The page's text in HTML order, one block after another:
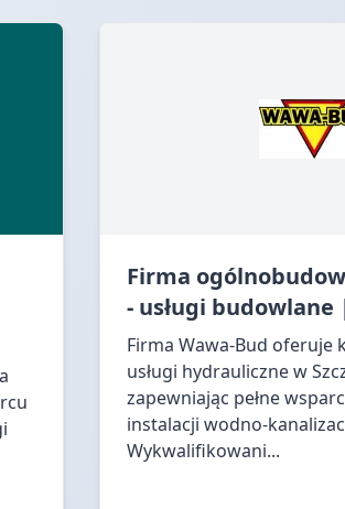
Firma
- usługi budowlane
Firma Wawa-Bud oferuje
usługi hydrauliczne w
zapewniając pełne
instalacji wodno-
Wykwalifikowani...